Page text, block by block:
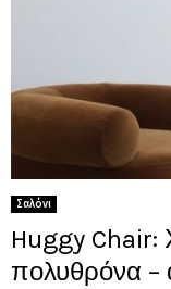
Σαλόνι
Huggy Chair:
πολυθρόνα –